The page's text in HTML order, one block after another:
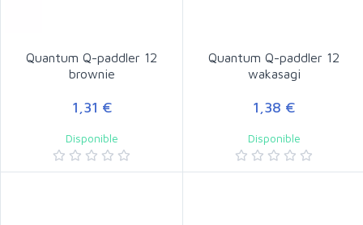
Quantum Q-paddler 12
brownie
1,31 €
Disponible
Quantum Q-paddler 12
wakasagi
1,38 €
Disponible